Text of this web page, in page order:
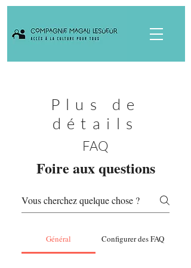
Plus de
détails
FAQ
Foire aux questions
Général Configurer des FAQ